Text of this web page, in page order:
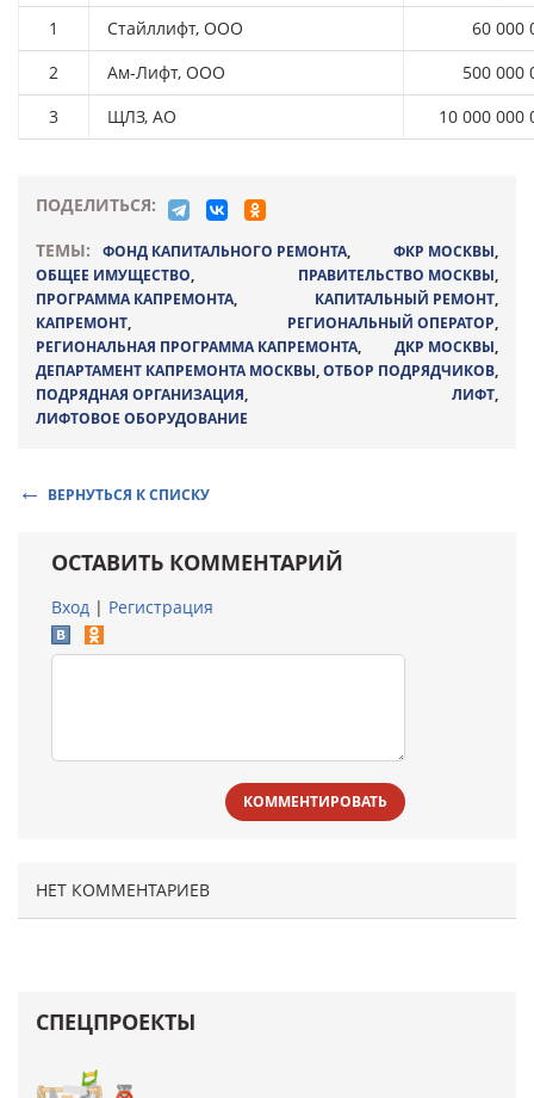
1
Стайллифт, ООО
60 000
2
Ам-Лифт, ООО
500 000
3
ЩЛЗ, АО 10 000 000
ПОДЕЛИТЬСЯ:
ТЕМЫ:
ФОНД КАПИТАЛЬНОГО РЕМОНТА, ФКР МОСКВЫ,
ОБЩЕЕ ИМУЩЕСТВО, ПРАВИТЕЛЬСТВО МОСКВЫ,
ПРОГРАММА КАПРЕМОНТА, КАПИТАЛЬНЫЙ РЕМОНТ,
КАПРЕМОНТ, РЕГИОНАЛЬНЫЙ ОПЕРАТОР,
РЕГИОНАЛЬНАЯ ПРОГРАММА КАПРЕМОНТА, ДКР МОСКВЫ,
ДЕПАРТАМЕНТ КАПРЕМОНТА МОСКВЫ,ОТБОР ПОДРЯДЧИКОВ,
ПОДРЯДНАЯ ОРГАНИЗАЦИЯ, ЛИФТ,
ЛИФТОВОЕ ОБОРУДОВАНИЕ
ВЕРНУТЬСЯ К СПИСКУ
ОСТАВИТЬ КОММЕНТАРИЙ
Вход | Регистрация
КОММЕНТИРОВАТЬ
НЕТ КОММЕНТАРИЕВ
СПЕЦПРОЕКТЫ